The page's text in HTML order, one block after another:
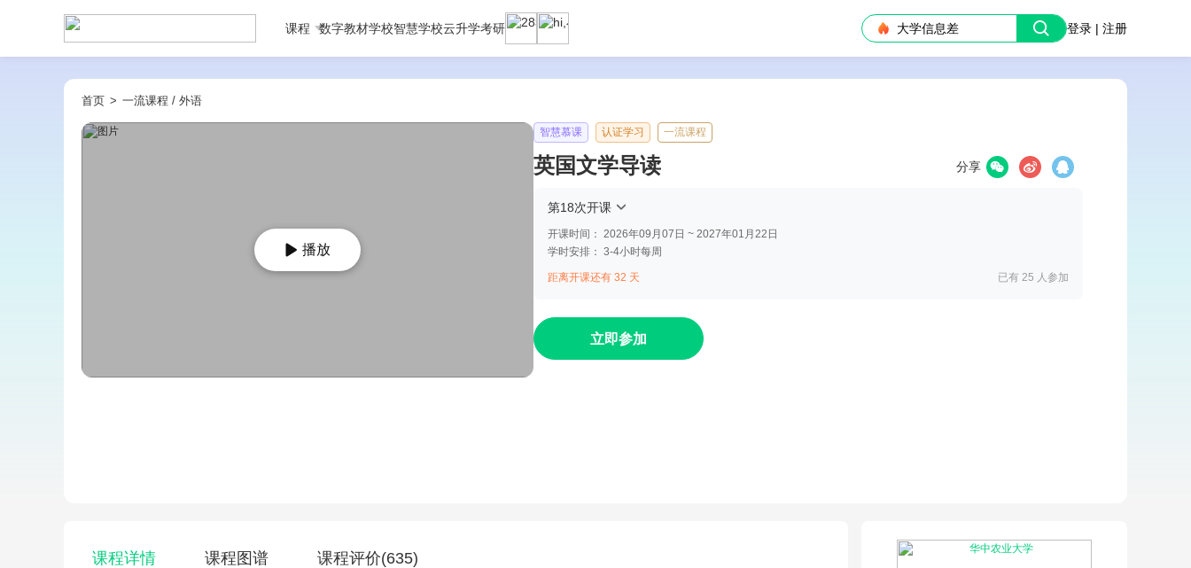
课程 数字教材学校智慧学校云升学考研 大学信息差 登录 | 注册
首页 > 一流课程 / 外语
播放
智慧慕课 认证学习 一流课程
英国文学导读 分享
第18次开课
开课时间： 2026年09月07日 ~ 2027年01月22日
学时安排： 3-4小时每周
距离开课还有 32 天 已有 25 人参加
立即参加
课程详情 课程图谱 课程评价(635)